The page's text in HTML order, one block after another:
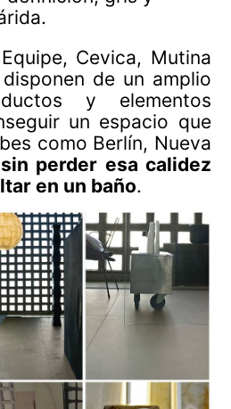
Cevica, Mutina
de un amplio
y elementos
un espacio que
como Berlín, Nueva
sin perder esa calidez
en un baño.